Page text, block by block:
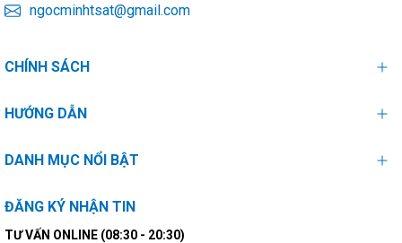
ngocminhtsat@gmail.com
CHÍNH SÁCH
HƯỚNG DẪN
DANH MỤC NỔI BẬT
ĐĂNG KÝ NHẬN TIN
TƯ VẤN ONLINE (08:30 - 20:30)